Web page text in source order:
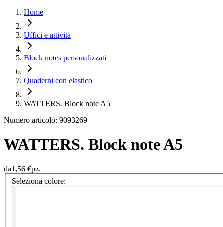
Home
Uffici e attività
Block notes personalizzati
Quaderni con elastico
WATTERS. Block note A5
Numero articolo: 9093269
WATTERS. Block note A5
da1,56 €pz.
Seleziona colore: